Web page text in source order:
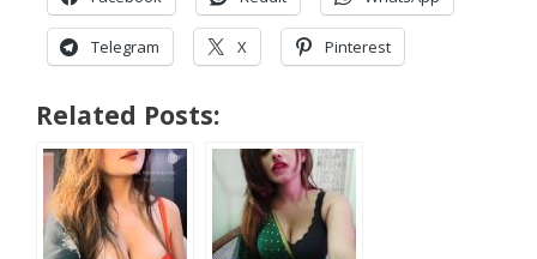
Telegram X Pinterest
Related Posts: